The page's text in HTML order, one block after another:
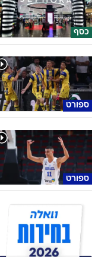
כסף
ספורט
ספורט